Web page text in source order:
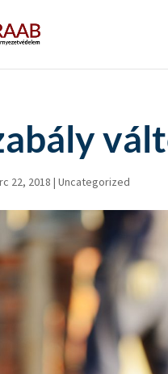
22, 2018 | Uncategorized